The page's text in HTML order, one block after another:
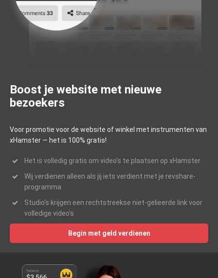
Boost je website met nieuwe
bezoekers
Voor promotie voor de website of winkel met instrumenten van
xHamster — het is 100% gratis!
Het is volledig gratis om video's te plaatsen op xHamster
Wij verdienen alleen als jij iets verdient met je revshare-
programma
Studio's krijgen een rechtstreekse niet-gelieerde link voor
volledige video's
Begin met geld verdienen